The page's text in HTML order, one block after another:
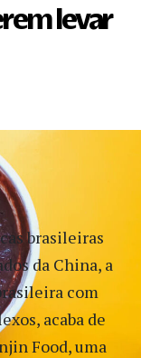
levar
brasileiras
da China, a
com
acaba de
Food, uma